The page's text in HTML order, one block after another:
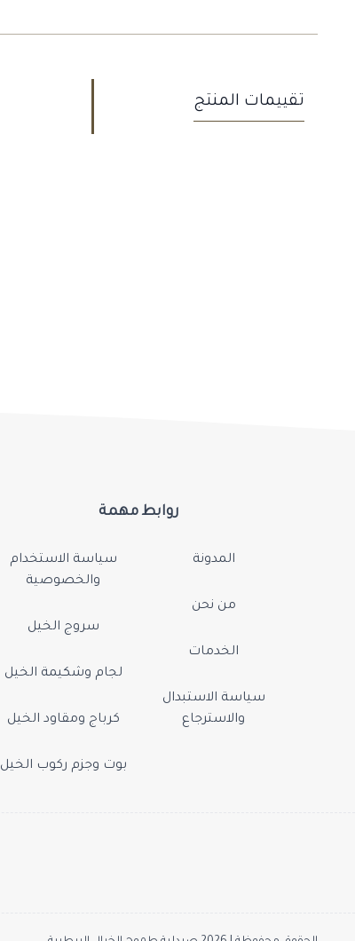
تقييمات المنتج
روابط مهمة
المدونة
من نحن
الخدمات
سياسة الاستبدال
والاسترجاع
سياسة الاستخدام
والخصوصية
سروج الخيل
لجام وشكيمة الخيل
كرباج ومقاود الخيل
بوت وجزم ركوب الخيل